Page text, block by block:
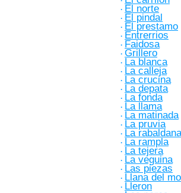
· El norte
· El pindal
· El prestamo
· Entrerrios
· Faidosa
· Grillero
· La blanca
· La calleja
· La crucina
· La depata
· La fonda
· La llama
· La matinada
· La pruvia
· La rabaldana
· La rampla
· La tejera
· La veguina
· Las piezas
· Llana del
· Lleron